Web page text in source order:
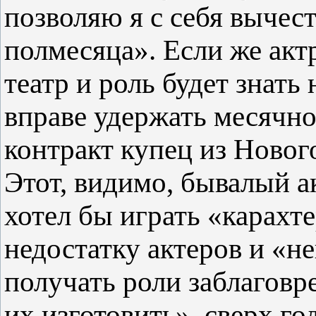
позволяю я с себя
полмесяца». Если же
театр и роль будет
вправе удержать
контракт купец из
Этот, видимо, бывалый
хотел бы играть
недостатку актеров и
получать роли